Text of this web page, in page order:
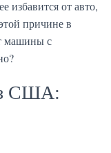
избавится от авто,
причине в
машины с
США: